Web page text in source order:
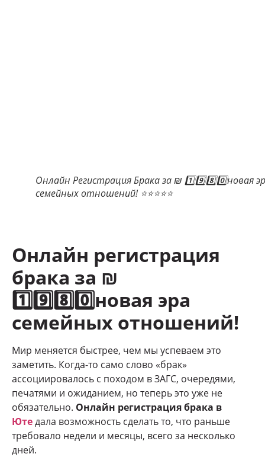
Онлайн Регистрация Брака за ₪ 1️⃣9️⃣8️⃣0️⃣новая
семейных отношений! ⭐⭐⭐⭐⭐
Онлайн регистрация
брака за ₪
1️⃣9️⃣8️⃣0️⃣новая эра
семейных отношений!
Мир меняется быстрее, чем мы успеваем это
заметить. Когда-то само слово «брак»
ассоциировалось с походом в ЗАГС, очередями,
печатями и ожиданием, но теперь это уже не
обязательно. Онлайн регистрация брака в
Ютедала возможность сделать то, что раньше
требовало недели и месяцы, всего за несколько
дней.